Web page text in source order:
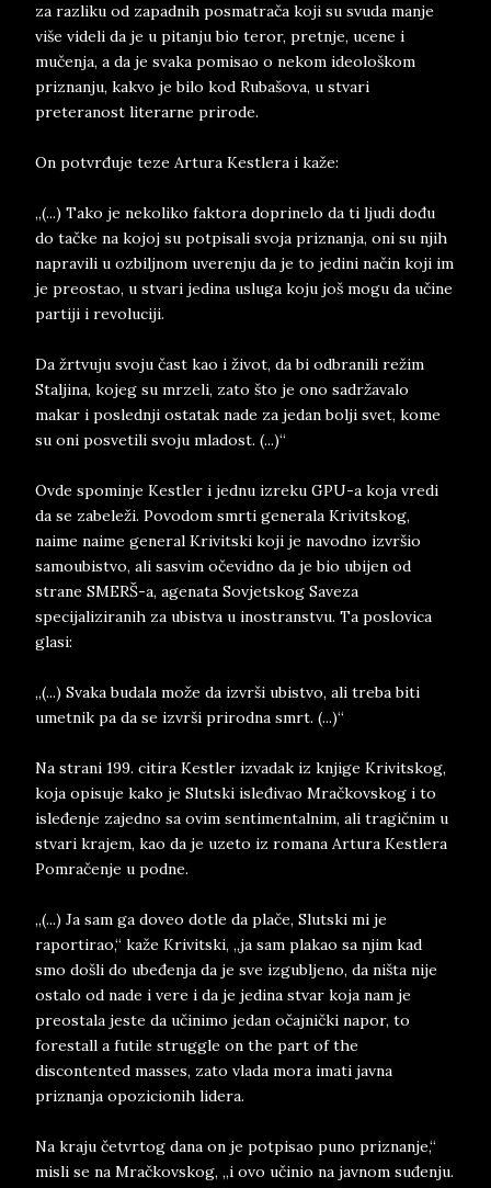
za razliku od zapadnih posmatrača koji su svuda manje
više videli da je u pitanju bio teror, pretnje, ucene i
mučenja, a da je svaka pomisao o nekom ideološkom
priznanju, kakvo je bilo kod Rubašova, u stvari
preteranost literarne prirode.
On potvrđuje teze Artura Kestlera i kaže:
„(...) Tako je nekoliko faktora doprinelo da ti ljudi dođu
do tačke na kojoj su potpisali svoja priznanja, oni su njih
napravili u ozbiljnom uverenju da je to jedini način koji im
je preostao, u stvari jedina usluga koju još mogu da učine
partiji i revoluciji.
Da žrtvuju svoju čast kao i život, da bi odbranili režim
Staljina, kojeg su mrzeli, zato što je ono sadržavalo
makar i poslednji ostatak nade za jedan bolji svet, kome
su oni posvetili svoju mladost. (...)“
Ovde spominje Kestler i jednu izreku GPU-a koja vredi
da se zabeleži. Povodom smrti generala Krivitskog,
naime naime general Krivitski koji je navodno izvršio
samoubistvo, ali sasvim očevidno da je bio ubijen od
strane SMERŠ-a, agenata Sovjetskog Saveza
specijaliziranih za ubistva u inostranstvu. Ta poslovica
glasi:
„(...) Svaka budala može da izvrši ubistvo, ali treba biti
umetnik pa da se izvrši prirodna smrt. (...)“
Na strani 199. citira Kestler izvadak iz knjige Krivitskog,
koja opisuje kako je Slutski isleđivao Mračkovskog i to
isleđenje zajedno sa ovim sentimentalnim, ali tragičnim u
stvari krajem, kao da je uzeto iz romana Artura Kestlera
Pomračenje u podne.
„(...) Ja sam ga doveo dotle da plače, Slutski mi je
raportirao,“ kaže Krivitski, „ja sam plakao sa njim kad
smo došli do ubeđenja da je sve izgubljeno, da ništa nije
ostalo od nade i vere i da je jedina stvar koja nam je
preostala jeste da učinimo jedan očajnički napor, to
forestall a futile struggle on the part of the
discontented masses, zato vlada mora imati javna
priznanja opozicionih lidera.
Na kraju četvrtog dana on je potpisao puno priznanje,“
misli se na Mračkovskog, „i ovo učinio na javnom suđenju.